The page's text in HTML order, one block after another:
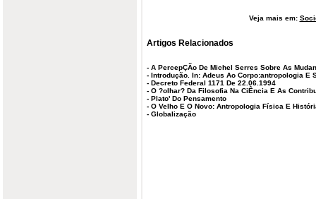
Veja mais em:
Artigos Relacionados
- A PercepÇÃo De Michel Serres Sobre As
- Introdução. In: Adeus Ao Corpo:antropologia E
- Decreto Federal 1171 De 22.06.1994
- O ?olhar? Da Filosofia Na CiÊncia E As
- Plato' Do Pensamento
- O Velho E O Novo: Antropologia Física E
- Globalização